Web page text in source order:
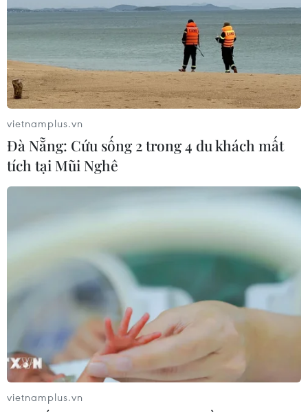
TIN CÙNG CHUYÊN MỤC
Australia điều tra vụ hai máy bay suýt
va chạm tại sân bay Sydney
09/08/2026 07:04
Dấu mốc quan trọng đưa quan hệ
vietnamplus.vn
Đà Nẵng: Cứu sống 2 trong 4 du khách mất
tích tại Mũi Nghê
vietnamplus.vn